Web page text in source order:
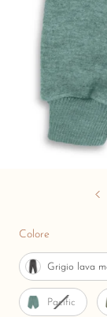
Colore
Grigio lava
Pacific